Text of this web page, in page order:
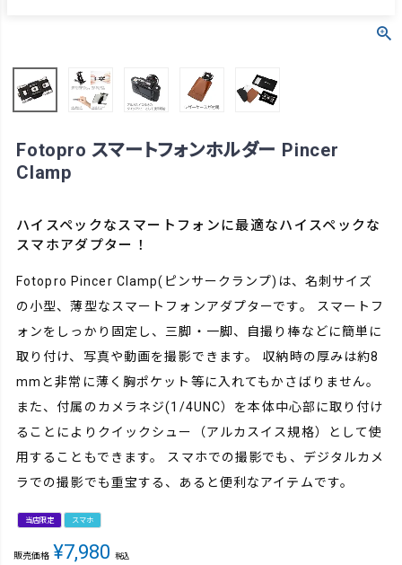
Fotopro スマートフォンホルダー Pincer
Clamp
ハイスペックなスマートフォンに最適なハイスペックな
スマホアダプター！
Fotopro Pincer Clamp(ピンサークランプ)は、名刺サイズ
の小型、薄型なスマートフォンアダプターです。 スマートフ
ォンをしっかり固定し、三脚・一脚、自撮り棒などに簡単に
取り付け、写真や動画を撮影できます。 収納時の厚みは約8
mmと非常に薄く胸ポケット等に入れてもかさばりません。
また、付属のカメラネジ(1/4UNC）を本体中心部に取り付け
ることによりクイックシュー（アルカスイス規格）として使
用することもできます。 スマホでの撮影でも、デジタルカメ
ラでの撮影でも重宝する、あると便利なアイテムです。
当店限定 スマホ
販売価格 ¥7,980 税込